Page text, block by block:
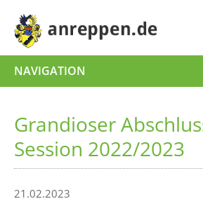
NAVIGATION
Grandioser
Session 2022/2023
21.02.2023